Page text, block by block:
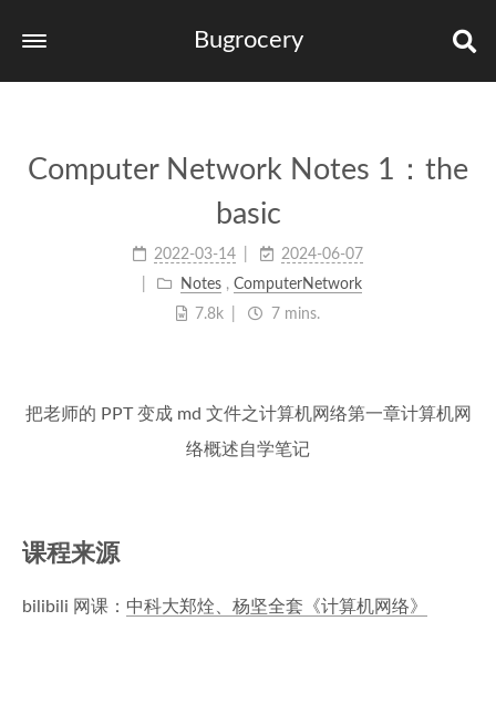
Bugrocery
Computer Network Notes 1：the
basic
2022-03-14
2024-06-07
Notes ,ComputerNetwork
7.8k
7 mins.
把老师的 PPT 变成 md 文件之计算机网络第一章计算机网
络概述自学笔记
课程来源
bilibili 网课： 中科大郑烇、杨坚全套《计算机网络》